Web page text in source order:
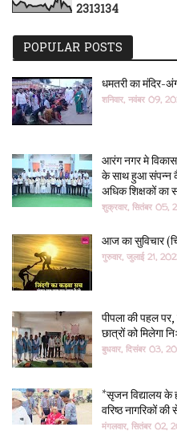
2313134
POPULAR POSTS
धमतरी का मंदिर-
शनिवार, नवंबर 09,
आरंग नगर मे
के साथ हुआ संपन्न
अधिक शिक्षकों का
शुक्रवार, सितंबर 05,
आज का सुविचार
गुरुवार, जुलाई 21,
पीपला की पहल पर,
छात्रों को मिलेगा
बुधवार, दिसंबर 03,
*सृजन विद्यालय के
वरिष्ठ नागरिकों की
मंगलवार, सितंबर 02,